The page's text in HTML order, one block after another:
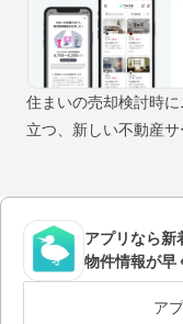
住まいの売却検討時
立つ、新しい不動産サ
アプリなら新
物件情報が早
ア